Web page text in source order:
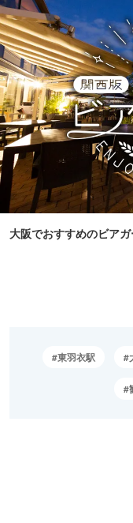
大阪でおすすめのビア
東羽衣駅